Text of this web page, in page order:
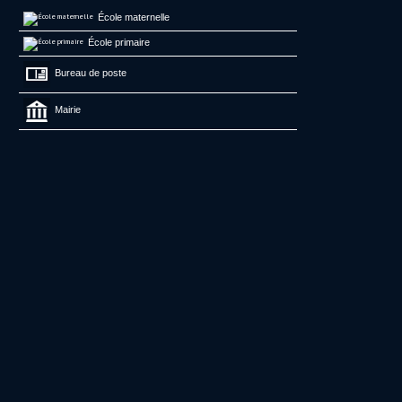
École maternelle
École primaire
Bureau de poste
Mairie